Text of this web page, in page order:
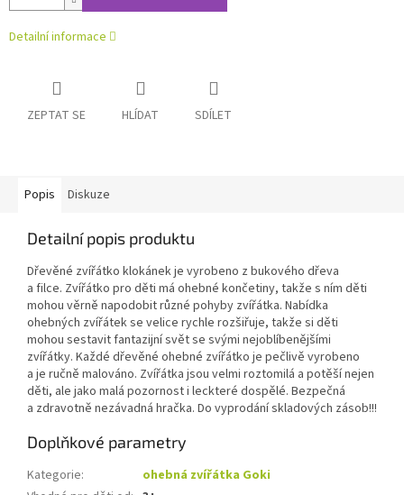
Detailní informace
ZEPTAT SE HLÍDAT SDÍLET
Popis Diskuze
Detailní popis produktu
Dřevěné zvířátko klokánek je vyrobeno z bukového dřeva
a filce. Zvířátko pro děti má ohebné končetiny, takže s ním děti
mohou věrně napodobit různé pohyby zvířátka. Nabídka
ohebných zvířátek se velice rychle rozšiřuje, takže si děti
mohou sestavit fantazijní svět se svými nejoblíbenějšími
zvířátky. Každé dřevěné ohebné zvířátko je pečlivě vyrobeno
a je ručně malováno. Zvířátka jsou velmi roztomilá a potěší nejen
děti, ale jako malá pozornost i leckteré dospělé. Bezpečná
a zdravotně nezávadná hračka. Do vyprodání skladových zásob!!!
Doplňkové parametry
Kategorie:
ohebná zvířátka Goki